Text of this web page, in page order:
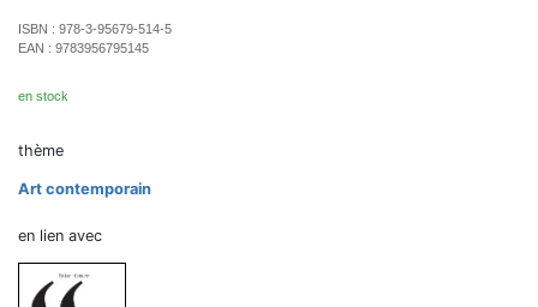
ISBN : 978-3-95679-514-5
EAN : 9783956795145
en stock
thème
Art contemporain
en lien avec